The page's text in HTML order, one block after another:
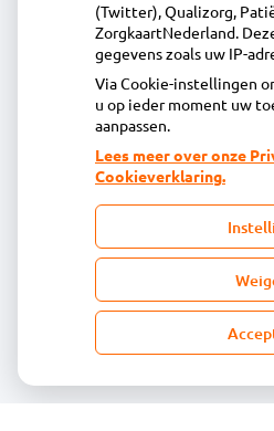
Inschrijven
Centrale administratie
Heeft u vragen of opmerkingen
toegestuurde rekening van de
declaratie@acdaphagroep.nl
onze
facebook
(Twitter), Qualizorg,
ZorgkaartNederland.
gegevens zoals uw IP-
Via Cookie-instellingen
u op ieder moment uw
aanpassen.
Lees meer over onze
Cookieverklaring.